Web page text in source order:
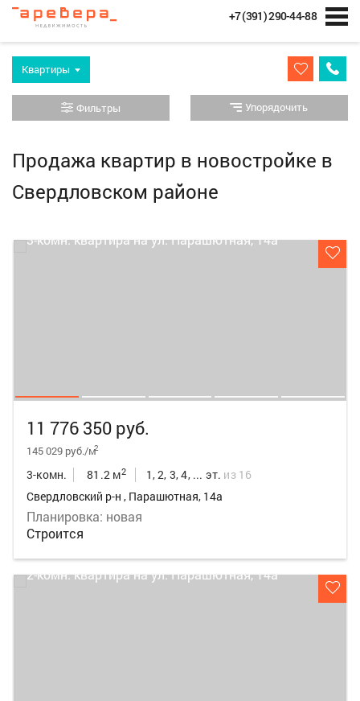
+7 (391) 290-44-88
Квартиры
Фильтры Упорядочить
Продажа квартир в новостройке в
Свердловском районе
11 776 350 руб.
145 029 руб./м2
3-комн. 81.2 м2 1, 2, 3, 4, ... эт. из 16
Свердловский р-н , Парашютная, 14а
Планировка: новая
Строится